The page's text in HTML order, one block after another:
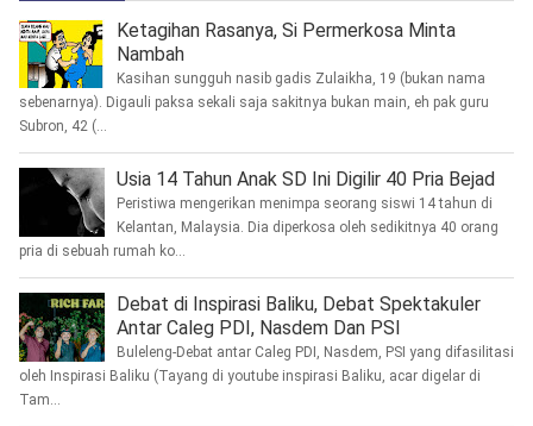
Ketagihan Rasanya, Si Permerkosa Minta
Nambah
Kasihan sungguh nasib gadis Zulaikha, 19 (bukan nama
sebenarnya). Digauli paksa sekali saja sakitnya bukan main, eh pak guru
Subron, 42 (...
Usia 14 Tahun Anak SD Ini Digilir 40 Pria Bejad
Peristiwa mengerikan menimpa seorang siswi 14 tahun di
Kelantan, Malaysia. Dia diperkosa oleh sedikitnya 40 orang
pria di sebuah rumah ko...
Debat di Inspirasi Baliku, Debat Spektakuler
Antar Caleg PDI, Nasdem Dan PSI
Buleleng-Debat antar Caleg PDI, Nasdem, PSI yang difasilitasi
oleh Inspirasi Baliku (Tayang di youtube inspirasi Baliku, acar digelar di
Tam...